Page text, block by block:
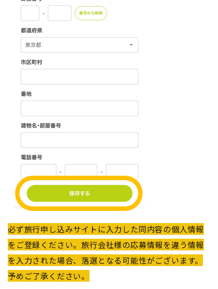
必ず旅行申し込みサイトに入力した同内容の個人情報
をご登録ください。旅行会社様の応募情報を違う情報
を入力された場合、落選となる可能性がございます。
予めご了承ください。